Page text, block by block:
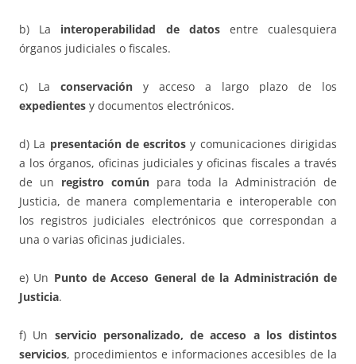
b) La interoperabilidad de datosentre cualesquiera
órganos judiciales o fiscales.
c) La conservación y acceso a largo plazo de los
expedientes y documentos electrónicos.
d) La presentación de escritos y comunicaciones dirigidas
a los órganos, oficinas judiciales y oficinas fiscales a través
de un registro comúnpara toda la Administración de
Justicia, de manera complementaria e interoperable con
los registros judiciales electrónicos que correspondan a
una o varias oficinas judiciales.
e) Un Punto de Acceso General de la Administración de
Justicia.
f) Un servicio personalizado, de acceso a los distintos
servicios, procedimientos e informaciones accesibles de la